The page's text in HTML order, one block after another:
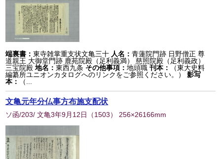
端裏書：東寺雑掌重支状文亀三十 人名：青蓮院門跡 日野僧正 尊
道親王 大御堂門跡 鹿苑院殿（足利義満） 慈照院殿（足利義政）
三宝院殿 地名：東西九条 その他事項：地頭職刊本：
（東大史料
編纂所ユニオンカタログへのリンクをご参照ください。）
影写
本：
（...
文亀元年分仏事方布施支配状
ソ函/203/ 文亀3年9月12日 （1503） 256×26166mm